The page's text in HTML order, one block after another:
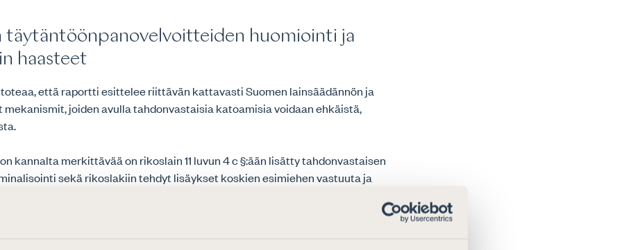
täytäntöönpanovelvoitteiden huomiointi ja
haasteet
että raportti esittelee riittävän kattavasti Suomen lainsäädännön ja
mekanismit, joiden avulla tahdonvastaisia katoamisia voidaan ehkäistä,
kannalta merkittävää on rikoslain 11 luvun 4 c §:ään lisätty tahdonvastaisen
sekä rikoslakiin tehdyt lisäykset koskien esimiehen vastuuta ja
ja laillisuusperiaatteen vaatimalla yksityiskohtaisuudella laadittuja.